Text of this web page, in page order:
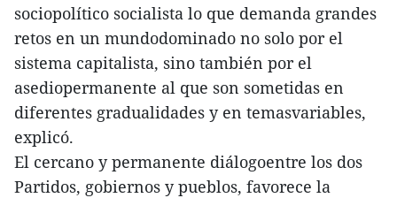
sociopolítico socialista lo que demanda grandes
retos en un mundodominado no solo por el
sistema capitalista, sino también por el
asediopermanente al que son sometidas en
diferentes gradualidades y en temasvariables,
explicó.
El cercano y permanente diálogoentre los dos
Partidos, gobiernos y pueblos, favorece la